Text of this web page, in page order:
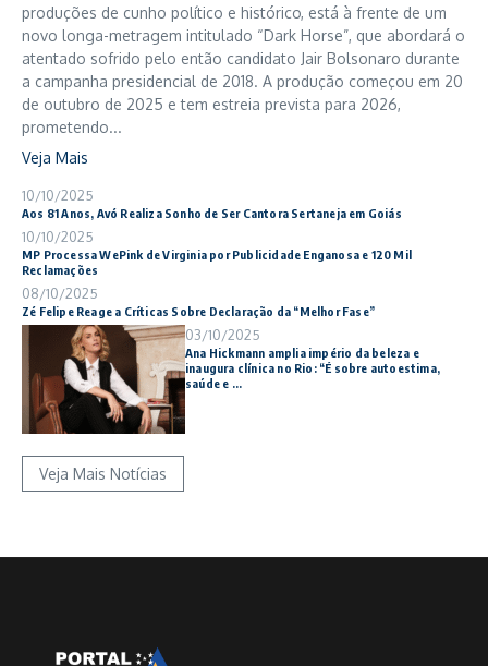
produções de cunho político e histórico, está à frente de um
novo longa-metragem intitulado “Dark Horse”, que abordará o
atentado sofrido pelo então candidato Jair Bolsonaro durante
a campanha presidencial de 2018. A produção começou em 20
de outubro de 2025 e tem estreia prevista para 2026,
prometendo...
Veja Mais
10/10/2025
Aos 81 Anos, Avó Realiza Sonho de Ser Cantora Sertaneja em Goiás
10/10/2025
MP Processa WePink de Virginia por Publicidade Enganosa e 120 Mil
Reclamações
08/10/2025
Zé Felipe Reage a Críticas Sobre Declaração da “Melhor Fase”
03/10/2025
Ana Hickmann amplia império da beleza e
inaugura clínica no Rio: “É sobre autoestima,
saúde e ...
Veja Mais Notícias